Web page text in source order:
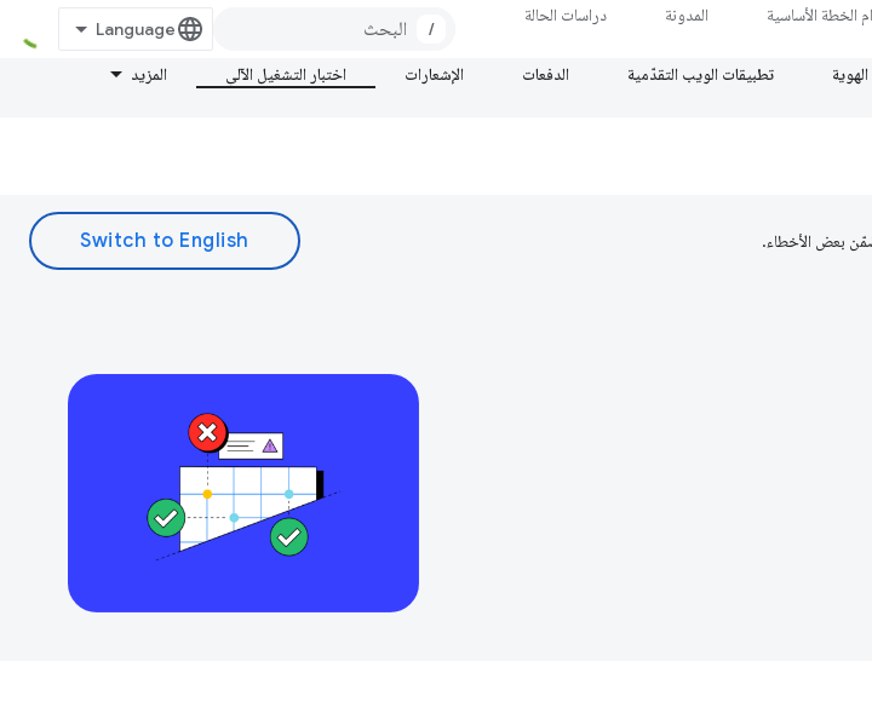
الخطة الأساسية المدونة دراسات الحالة
/
الهوية تطبيقات الويب التقدّمية الدفعات الإشعارات اختبار التشغيل الآلي المزيد